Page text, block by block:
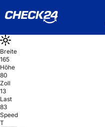
Breite
165
Höhe
80
Zoll
13
Last
83
Speed
T